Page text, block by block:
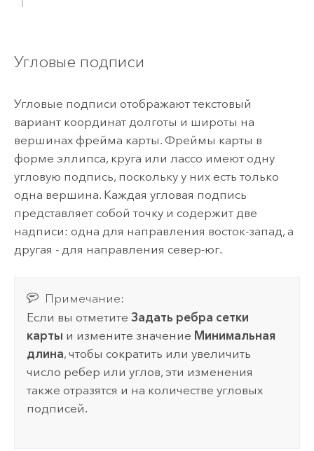
Угловые подписи
Угловые подписи отображают текстовый
вариант координат долготы и широты на
вершинах фрейма карты. Фреймы карты в
форме эллипса, круга или лассо имеют одну
угловую подпись, поскольку у них есть только
одна вершина. Каждая угловая подпись
представляет собой точку и содержит две
надписи: одна для направления восток-запад, а
другая - для направления север-юг.
Примечание:
Если вы отметитеЗадать ребра сетки
карты и измените значение Минимальная
длина, чтобы сократить или увеличить
число ребер или углов, эти изменения
также отразятся и на количестве угловых
подписей.